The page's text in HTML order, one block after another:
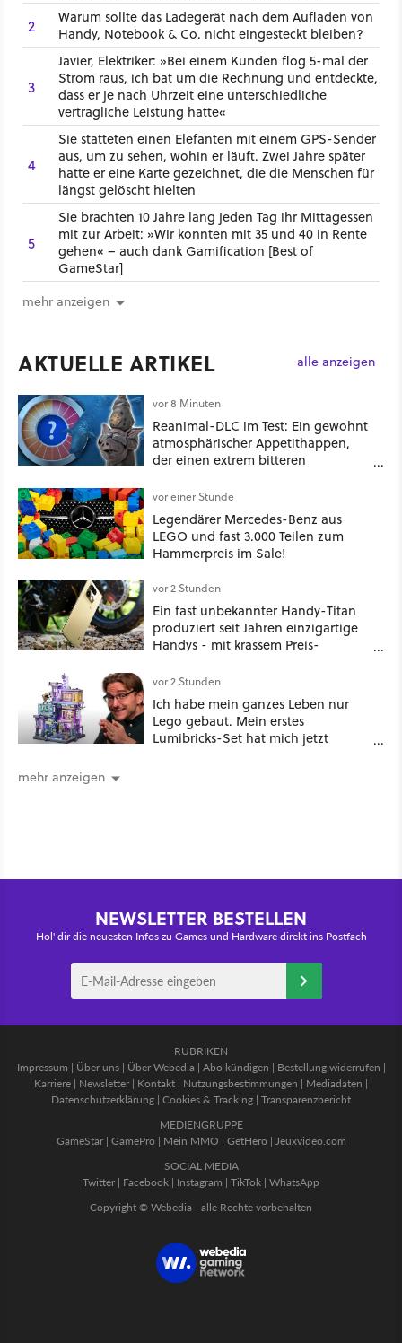
2
Warum sollte das Ladegerät nach dem Aufladen von
Handy, Notebook & Co. nicht eingesteckt bleiben?
3
Javier, Elektriker: »Bei einem Kunden flog 5-mal der
Strom raus, ich bat um die Rechnung und entdeckte,
dass er je nach Uhrzeit eine unterschiedliche
vertragliche Leistung hatte«
4
Sie statteten einen Elefanten mit einem GPS-Sender
aus, um zu sehen, wohin er läuft. Zwei Jahre später
hatte er eine Karte gezeichnet, die die Menschen für
längst gelöscht hielten
5
Sie brachten 10 Jahre lang jeden Tag ihr Mittagessen
mit zur Arbeit: »Wir konnten mit 35 und 40 in Rente
gehen« – auch dank Gamification [Best of
GameStar]
mehr anzeigen
AKTUELLE ARTIKEL alle anzeigen
vor 8 Minuten
Reanimal-DLC im Test: Ein gewohnt
atmosphärischer Appetithappen,
der einen extrem bitteren
vor einer Stunde
Legendärer Mercedes-Benz aus
LEGO und fast 3.000 Teilen zum
Hammerpreis im Sale!
vor 2 Stunden
Ein fast unbekannter Handy-Titan
produziert seit Jahren einzigartige
Handys - mit krassem Preis-
vor 2 Stunden
Ich habe mein ganzes Leben nur
Lego gebaut. Mein erstes
Lumibricks-Set hat mich jetzt
mehr anzeigen
NEWSLETTER BESTELLEN
Hol' dir die neuesten Infos zu Games und Hardware direkt ins Postfach
RUBRIKEN
Impressum | Über uns| Über Webedia | Abo kündigen | Bestellung widerrufen |
Karriere | Newsletter | Kontakt | Nutzungsbestimmungen | Mediadaten |
Datenschutzerklärung | Cookies & Tracking | Transparenzbericht
MEDIENGRUPPE
GameStar| GamePro | Mein MMO | GetHero | Jeuxvideo.com
SOCIAL MEDIA
Twitter | Facebook | Instagram | TikTok | WhatsApp
Copyright © Webedia - alle Rechte vorbehalten